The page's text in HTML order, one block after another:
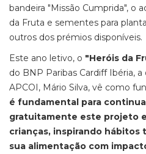
bandeira "Missão Cumprida", o
da Fruta e sementes para
outros dos prémios disponíveis.
Este ano letivo, o "Heróis da
do BNP Paribas Cardiff Ibéria,
APCOI, Mário Silva, vê como
é fundamental para
gratuitamente este projeto
crianças, inspirando hábitos
sua alimentação com